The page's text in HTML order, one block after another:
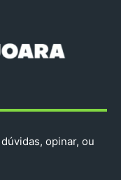
opinar, ou